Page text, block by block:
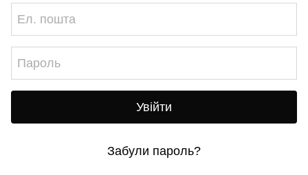
Увійти
Забули пароль?